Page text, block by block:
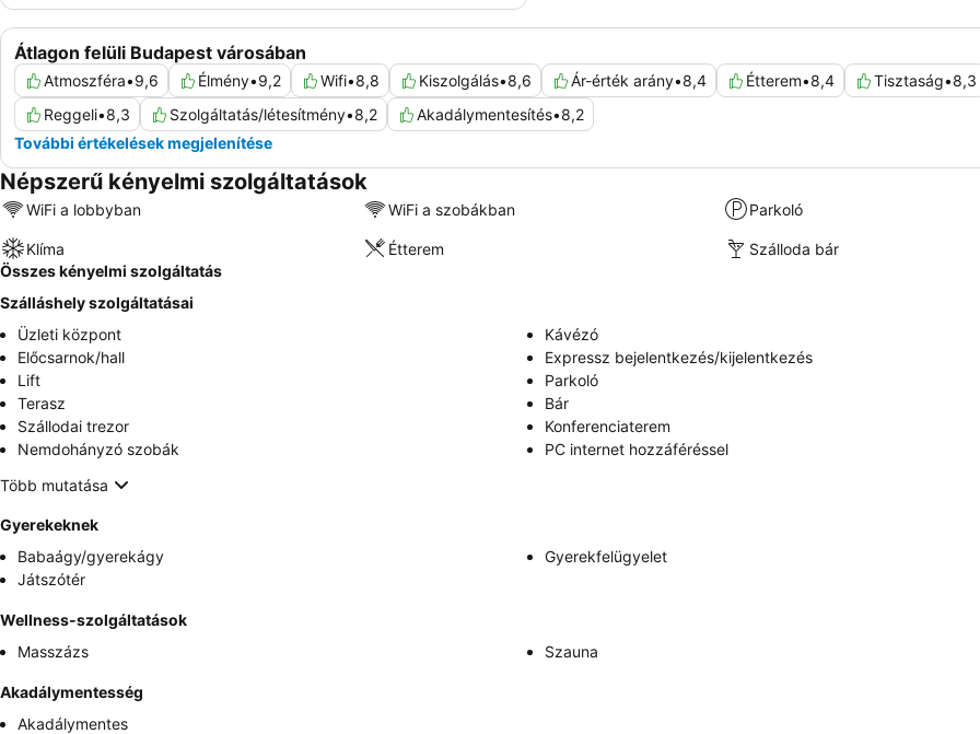
Átlagon felüli Budapest városában
Atmoszféra•9,6 Élmény•9,2 Wifi•8,8 Kiszolgálás•8,6 Ár-érték arány•8,4 Étterem•8,4 Tisztaság•8,3
Reggeli•8,3 Szolgáltatás/létesítmény•8,2 Akadálymentesítés•8,2
További értékelések megjelenítése
Népszerű kényelmi szolgáltatások
WiFi a lobbyban WiFi a szobákban Parkoló
Klíma Étterem
Szálloda bár
Összes kényelmi szolgáltatás
Szálláshely szolgáltatásai
Üzleti központ
Kávézó
Előcsarnok/hall
Expressz bejelentkezés/kijelentkezés
Lift
Parkoló
Terasz
Bár
Szállodai trezor
Konferenciaterem
Nemdohányzó szobák
PC internet hozzáféréssel
Több mutatása
Gyerekeknek
Babaágy/gyerekágy
Gyerekfelügyelet
Játszótér
Wellness-szolgáltatások
Masszázs
Szauna
Akadálymentesség
Akadálymentes